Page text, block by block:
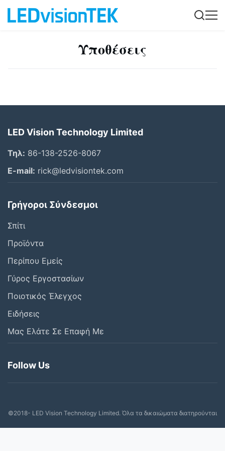
Υποθέσεις
LED Vision Technology Limited
Τηλ: 86-138-2526-8067
E-mail: rick@ledvisiontek.com
Γρήγοροι Σύνδεσμοι
Σπίτι
Προϊόντα
Περίπου Εμείς
Γύρος Εργοστασίων
Ποιοτικός Έλεγχος
Ειδήσεις
Μας Ελάτε Σε Επαφή Με
Follow Us
©2018- LED Vision Technology Limited. Όλα τα δικαιώματα διατηρούνται